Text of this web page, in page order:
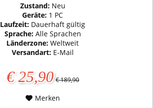
Zustand: Neu
Geräte: 1 PC
Laufzeit: Dauerhaft gültig
Sprache: Alle Sprachen
Länderzone:Weltweit
Versandart: E-Mail
€ 25,90 € 189,90
Merken